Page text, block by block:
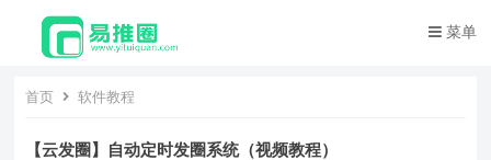
菜单
首页 软件教程
【云发圈】自动定时发圈系统（视频教程）